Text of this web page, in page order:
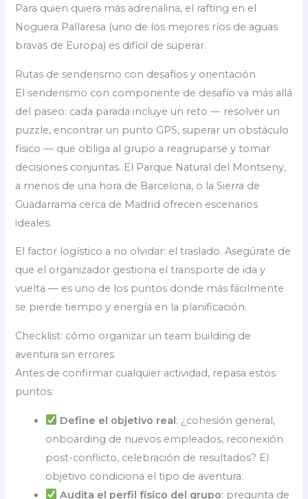
Para quien quiera más adrenalina, el rafting en el
Noguera Pallaresa (uno de los mejores ríos de aguas
bravas de Europa) es difícil de superar.
Rutas de senderismo con desafíos y orientación
El senderismo con componente de desafío va más allá
del paseo: cada parada incluye un reto — resolver un
puzzle, encontrar un punto GPS, superar un obstáculo
físico — que obliga al grupo a reagruparse y tomar
decisiones conjuntas. El Parque Natural del Montseny,
a menos de una hora de Barcelona, o la Sierra de
Guadarrama cerca de Madrid ofrecen escenarios
ideales.
El factor logístico a no olvidar: el traslado. Asegúrate de
que el organizador gestiona el transporte de ida y
vuelta — es uno de los puntos donde más fácilmente
se pierde tiempo y energía en la planificación.
Checklist: cómo organizar un team building de
aventura sin errores
Antes de confirmar cualquier actividad, repasa estos
puntos:
Define el objetivo real: ¿cohesión general,
onboarding de nuevos empleados, reconexión
post-conflicto, celebración de resultados? El
objetivo condiciona el tipo de aventura.
Audita el perfil físico del grupo: pregunta de